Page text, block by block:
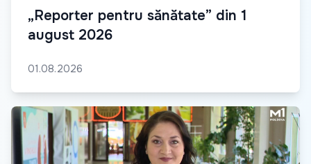
„Reporter pentru sănătate” din 1
august 2026
01.08.2026